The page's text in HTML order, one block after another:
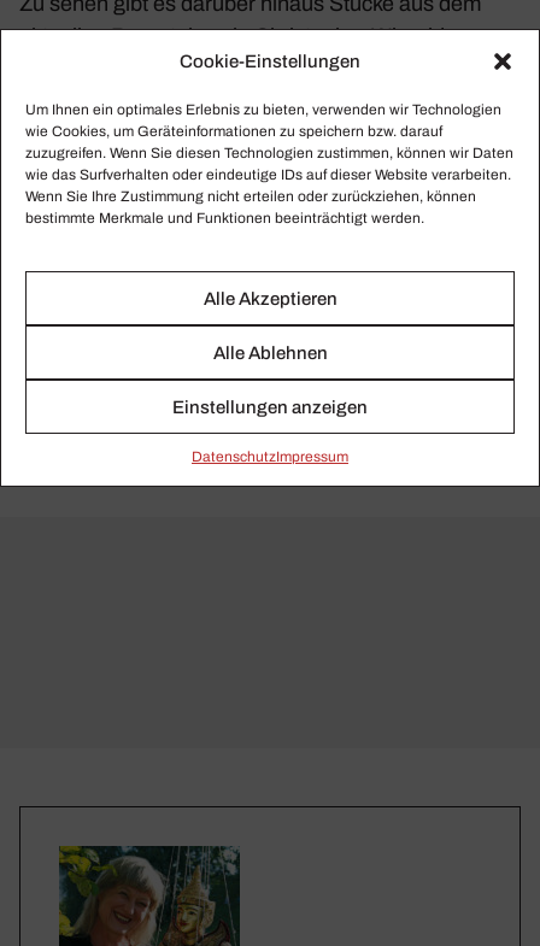
Cookie-Einstellungen
Um Ihnen ein optimales Erlebnis zu bieten, verwenden wir Technologien
wie Cookies, um Geräteinformationen zu speichern bzw. darauf
zuzugreifen. Wenn Sie diesen Technologien zustimmen, können wir Daten
wie das Surfverhalten oder eindeutige IDs auf dieser Website verarbeiten.
Wenn Sie Ihre Zustimmung nicht erteilen oder zurückziehen, können
bestimmte Merkmale und Funktionen beeinträchtigt werden.
Alle Akzeptieren
Alle Ablehnen
Einstellungen anzeigen
Daten­schutzImpressum
aktu­ellen Reper­toire wie Chris­to­pher Wheel­dons
Alice im Wunder­land, Roland PetitsCoppélia
sowie
George Balan­chinesJewels. Auch der Ballett­klas­
sikerSchwa­nenseekommt auf die Bühne sowie Yuri
Grigo­ro­vichsSpar­tacusund John Neumeiers
Kame­li­en­dame(Foto oben: © Wilfried Hösl) über die
Geschichte der lungen­kranken Kurti­sane Margue­rite
Weitere Infor­ma­tionen:www​.staats​oper​.de/​s​t​a​a​t​
Mehr zu Roland Petits Coppélia aufcrescendo​